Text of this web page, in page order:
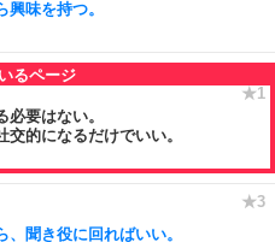
味を持つ。
要はない。
交的になるだけでいい。
、聞き役に回ればいい。